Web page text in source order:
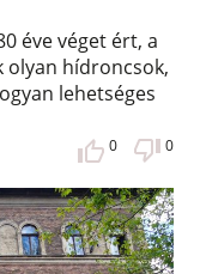
éve véget ért, a
olyan hídroncsok,
lehetséges
0 0